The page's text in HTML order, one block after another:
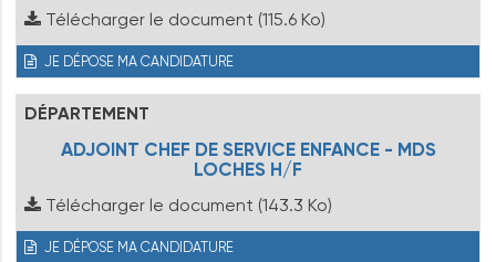
Télécharger le document (115.6 Ko)
JE DÉPOSE MA CANDIDATURE
DÉPARTEMENT
ADJOINT CHEF DE SERVICE ENFANCE - MDS
LOCHES H/F
Télécharger le document (143.3 Ko)
JE DÉPOSE MA CANDIDATURE